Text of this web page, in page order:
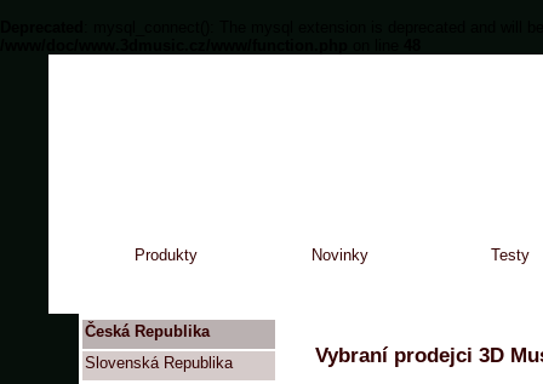
Produkty Novinky Testy
Vybraní prodejci 3D
Česká Republika
Slovenská Republika